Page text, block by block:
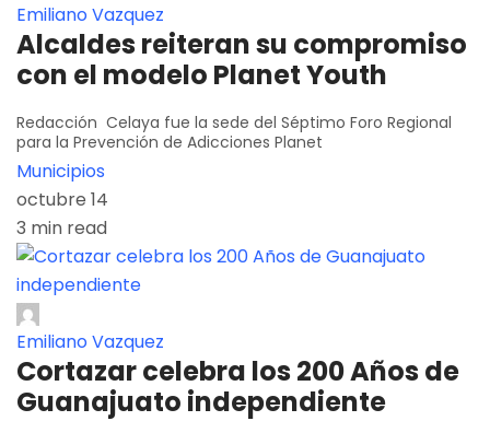
Emiliano Vazquez
Alcaldes reiteran su compromiso
con el modelo Planet Youth
Redacción Celaya fue la sede del Séptimo Foro Regional
para la Prevención de Adicciones Planet
Municipios
octubre 14
3 min read
Emiliano Vazquez
Cortazar celebra los 200 Años de
Guanajuato independiente